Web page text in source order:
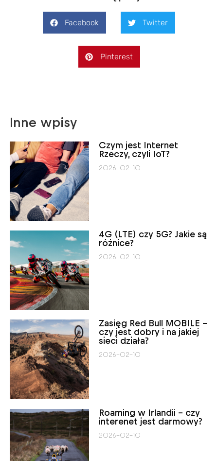
Facebook Twitter
Pinterest
Inne wpisy
Czym jest Internet
Rzeczy, czyli IoT?
2026-02-10
4G (LTE) czy 5G? Jakie są
różnice?
2026-02-10
Zasięg Red Bull MOBILE –
czy jest dobry i na jakiej
sieci działa?
2026-02-10
Roaming w Irlandii – czy
interenet jest darmowy?
2026-02-10